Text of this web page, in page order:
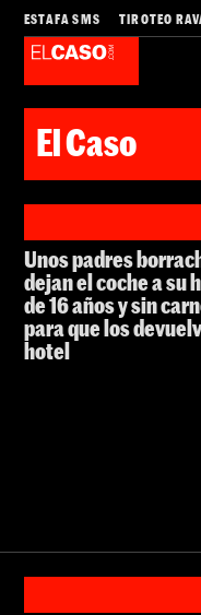
ESTAFA SMS TIROTEO
El Caso
Unos padres
dejan el coche a su
de 16 años y sin
para que los
hotel